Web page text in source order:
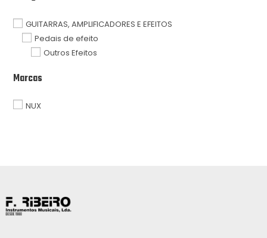
GUITARRAS, AMPLIFICADORES E EFEITOS
Pedais de efeito
Outros Efeitos
Marcas
NUX